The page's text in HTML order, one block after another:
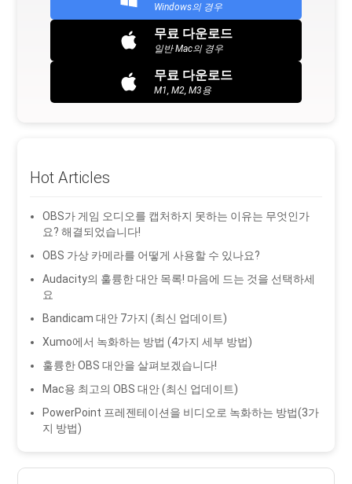
Windows의 경우
무료 다운로드
일반 Mac의 경우
무료 다운로드
M1, M2, M3용
Hot Articles
OBS가 게임 오디오를 캡처하지 못하는 이유는 무엇인가
요? 해결되었습니다!
OBS 가상 카메라를 어떻게 사용할 수 있나요?
Audacity의 훌륭한 대안 목록! 마음에 드는 것을 선택하세
요
Bandicam 대안 7가지 (최신 업데이트)
Xumo에서 녹화하는 방법 (4가지 세부 방법)
훌륭한 OBS 대안을 살펴보겠습니다!
Mac용 최고의 OBS 대안 (최신 업데이트)
PowerPoint 프레젠테이션을 비디오로 녹화하는 방법(3가
지 방법)